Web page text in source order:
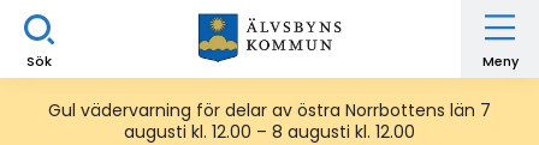
Sök Meny
Gul vädervarning för delar av östra Norrbottens län 7
augusti kl. 12.00 – 8 augusti kl. 12.00